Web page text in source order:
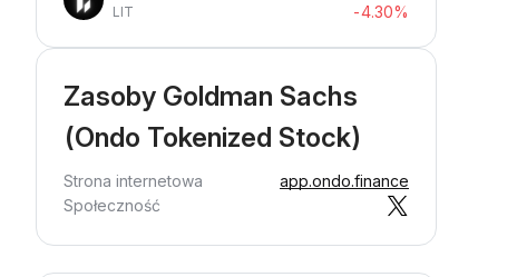
LIT
-4.30%
Zasoby Goldman Sachs
(Ondo Tokenized Stock)
Strona internetowa
app.ondo.finance
Społeczność